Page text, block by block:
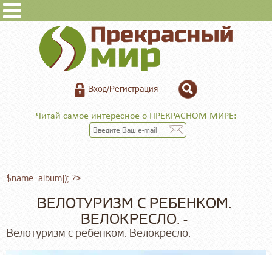
Вход/Регистрация
Читай самое интересное о ПРЕКРАСНОМ МИРЕ:
$name_album]); ?>
ВЕЛОТУРИЗМ С РЕБЕНКОМ.
ВЕЛОКРЕСЛО. -
Велотуризм с ребенком. Велокресло. -